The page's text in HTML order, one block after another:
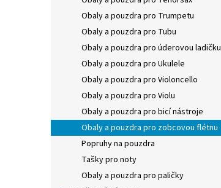
Obaly a pouzdra pro Trumpetu
Obaly a pouzdra pro Tubu
Obaly a pouzdra pro úderovou ladičku
Obaly a pouzdra pro Ukulele
Obaly a pouzdra pro Violoncello
Obaly a pouzdra pro Violu
Obaly a pouzdra pro bicí nástroje
Obaly a pouzdra pro zobcovou flétnu
Popruhy na pouzdra
Tašky pro noty
Obaly a pouzdra pro paličky